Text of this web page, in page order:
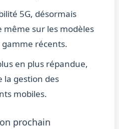
5G, désormais
même sur les modèles
gamme récents.
en plus répandue,
la gestion des
mobiles.
prochain